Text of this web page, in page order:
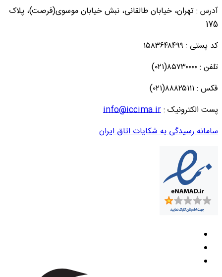
آدرس : تهران، خیابان طالقانی، نبش خیابان موسوی(فرصت)، پلاک
175
کد پستی : ۱۵۸۳۶۴۸۴۹۹
تلفن : ۸۵۷۳۰۰۰۰(۰۲۱)
فکس : ۸۸۸۲۵۱۱۱(۰۲۱)
پست الکترونیک :info@iccima.ir
سامانه رسیدگی به شکایات اتاق ایران